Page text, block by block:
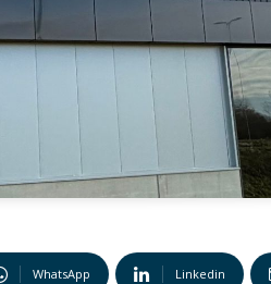
WhatsApp Linkedin